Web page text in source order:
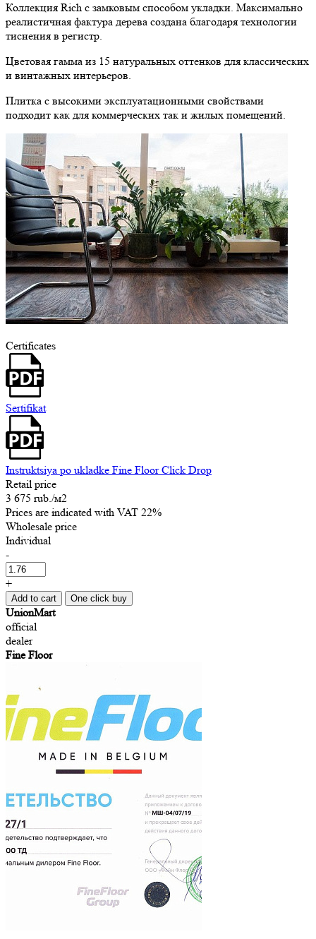
Коллекция Rich с замковым способом укладки. Максимально
реалистичная фактура дерева создана благодаря технологии
тиснения в регистр.
Цветовая гамма из 15 натуральных оттенков для классических
и винтажных интерьеров.
Плитка с высокими эксплуатационными свойствами
подходит как для коммерческих так и жилых помещений.
Certificates
Sertifikat
Instruktsiya po ukladke Fine Floor Click Drop
Retail price
3 675 rub./м2
Prices are indicated with VAT 22%
Wholesale price
Individual
-
+
Add to cart One click buy
UnionMart
official
dealer
Fine Floor